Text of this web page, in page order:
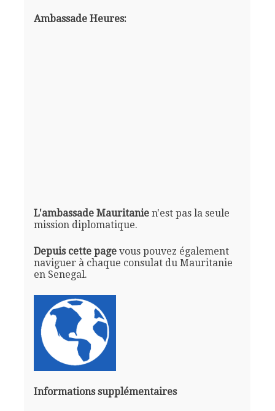
Ambassade Heures:
L'ambassade Mauritanien'est pas la seule
mission diplomatique.
Depuis cette pagevous pouvez également
naviguer à chaque consulat du Mauritanie
en Senegal.
Informations supplémentaires